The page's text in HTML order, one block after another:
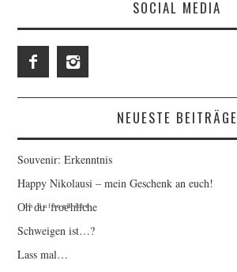
SOCIAL MEDIA
NEUESTE BEITRÄGE
Souvenir: Erkenntnis
Happy Nikolausi – mein Geschenk an euch!
Oͦhͪ dͩuͧ ᶠfͬrͦoͤeͪˡhͥlͨiͪcͤhe
Schweigen ist…?
Lass mal…